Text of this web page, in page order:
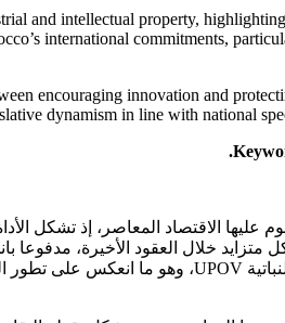
and intellectual property,
international commitments,
encouraging innovation and
dynamism in line with national
عليها الاقتصاد المعاصر، إذ تشكل
متزايد خلال العقود الأخيرة،